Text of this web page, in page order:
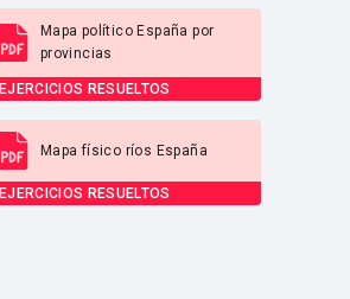
Mapa político España por
provincias
EJERCICIOS RESUELTOS
Mapa físico ríos España
EJERCICIOS RESUELTOS